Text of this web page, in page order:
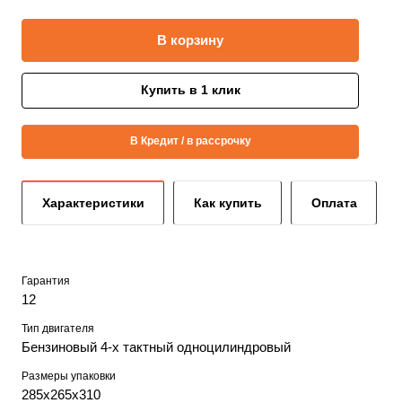
В корзину
Купить в 1 клик
В Кредит / в рассрочку
Характеристики Как купить Оплата
Гарантия
12
Тип двигателя
Бензиновый 4-х тактный одноцилиндровый
Размеры упаковки
285х265х310